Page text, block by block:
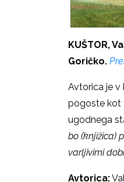
KUŠTOR,
Goričko.
Avtorica je v
pogoste kot
ugodnega
bo (knjižica)
varljivimi
Avtorica: